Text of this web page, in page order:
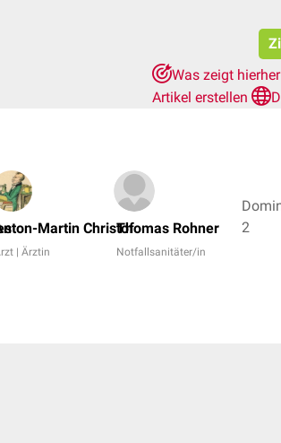
Was zeigt hierher
Artikel erstellen
Martin Christof
| Ärztin
Thomas Rohner
Notfallsanitäter/in
2